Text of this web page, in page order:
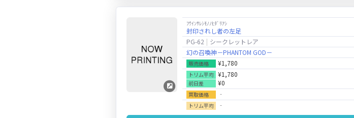
ﾌｳｲﾝｻﾚｼﾓﾉﾉﾋﾀﾞﾘｱｼ
封印されし者の左足
PG-62
シークレットレア
幻の召喚神－PHANTOM GOD－
販売価格 ¥1,780
トリム平均 ¥1,780
前日差 ¥0
買取価格 ‐
トリム平均 ‐